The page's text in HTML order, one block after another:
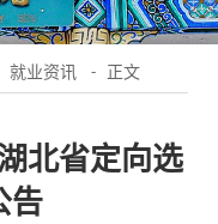
就业资讯 - 正文
北省定向选
告